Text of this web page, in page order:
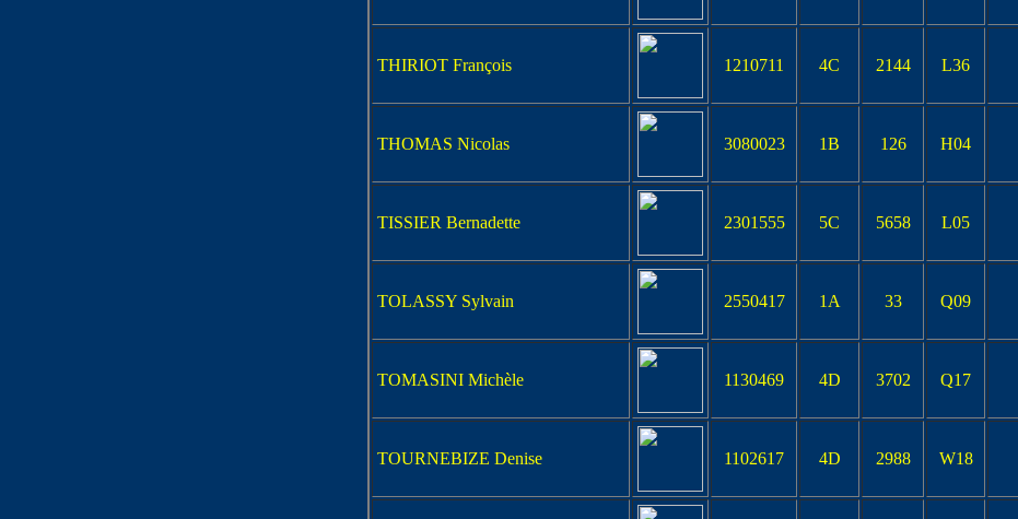
THIRIOT François 1210711 4C 2144 L36
THOMAS Nicolas 3080023 1B 126 H04
TISSIER Bernadette 2301555 5C 5658 L05
TOLASSY Sylvain 2550417 1A 33 Q09
TOMASINI Michèle 1130469 4D 3702 Q17
TOURNEBIZE Denise 1102617 4D 2988 W18